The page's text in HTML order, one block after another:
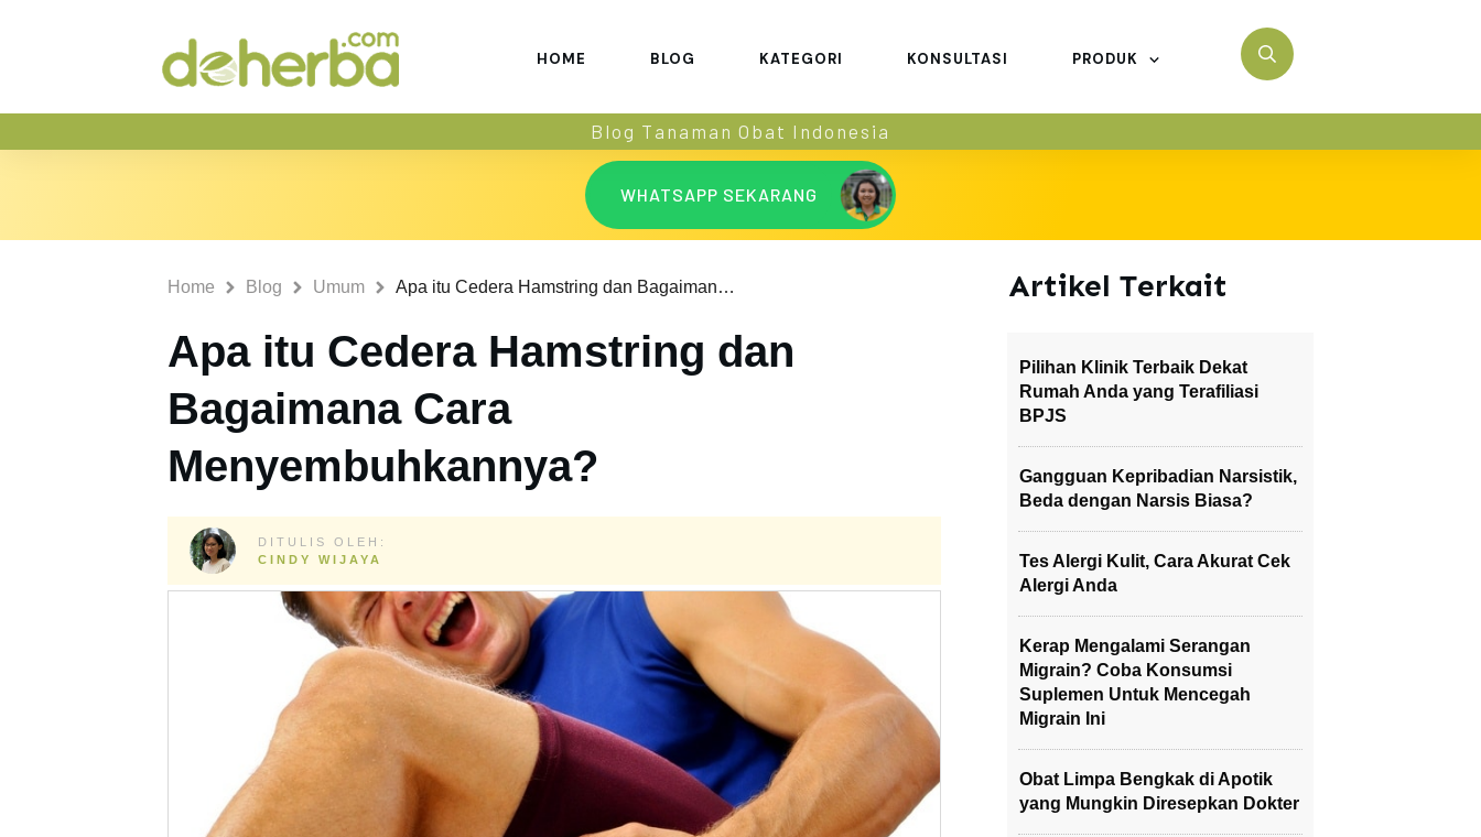
HOME BLOG KATEGORI KONSULTASI PRODUK
Blog Tanaman Obat Indonesia
WHATSAPP SEKARANG
Home Blog Umum Apa itu Cedera Hamstring dan Bagaimana Cara Menyembuhkannya?
Apa itu Cedera Hamstring dan
Bagaimana Cara
Menyembuhkannya?
DITULIS OLEH:
CINDY WIJAYA
Artikel Terkait
Pilihan Klinik Terbaik Dekat
Rumah Anda yang Terafiliasi
BPJS
Gangguan Kepribadian Narsistik,
Beda dengan Narsis Biasa?
Tes Alergi Kulit, Cara Akurat Cek
Alergi Anda
Kerap Mengalami Serangan
Migrain? Coba Konsumsi
Suplemen Untuk Mencegah
Migrain Ini
Obat Limpa Bengkak di Apotik
yang Mungkin Diresepkan Dokter